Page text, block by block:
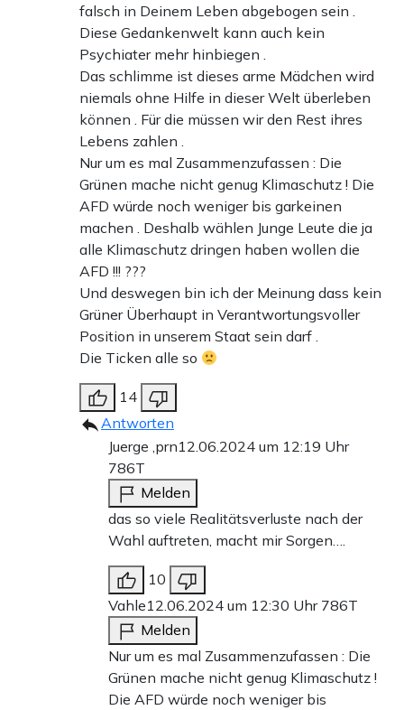
falsch in Deinem Leben abgebogen sein .
Diese Gedankenwelt kann auch kein
Psychiater mehr hinbiegen .
Das schlimme ist dieses arme Mädchen wird
niemals ohne Hilfe in dieser Welt überleben
können . Für die müssen wir den Rest ihres
Lebens zahlen .
Nur um es mal Zusammenzufassen : Die
Grünen mache nicht genug Klimaschutz ! Die
AFD würde noch weniger bis garkeinen
machen . Deshalb wählen Junge Leute die ja
alle Klimaschutz dringen haben wollen die
AFD !!! ???
Und deswegen bin ich der Meinung dass kein
Grüner Überhaupt in Verantwortungsvoller
Position in unserem Staat sein darf .
Die Ticken alle so
14
Antworten
Juerge ,prn12.06.2024 um 12:19 Uhr
786T
Melden
das so viele Realitätsverluste nach der
Wahl auftreten, macht mir Sorgen….
10
Vahle12.06.2024 um 12:30 Uhr 786T
Melden
Nur um es mal Zusammenzufassen : Die
Grünen mache nicht genug Klimaschutz !
Die AFD würde noch weniger bis